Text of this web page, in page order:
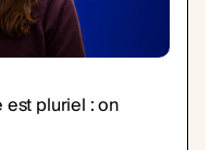
pluriel : on